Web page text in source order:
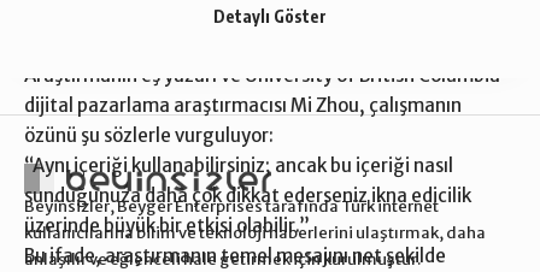
Araştırmanın eş yazarı ve University of British Columbia
dijital pazarlama araştırmacısı Mi Zhou, çalışmanın
özünü şu sözlerle vurguluyor:
“Aynı içeriği kullanabilirsiniz; ancak bu içeriği nasıl
sunduğunuza daha çok dikkat ederseniz ikna edicilik
üzerinde büyük bir etkisi olabilir.”
Bu ifade, araştırmanın temel mesajını net şekilde
Detaylı Göster
Beyinsizler, Beyger Enterprises tarafında Türk internet
kullanıcılarına bilim ve teknoloji haberlerini ulaştırmak, daha
anlaşılır ve eğlenceli hale getirmek için kurulmuştur.